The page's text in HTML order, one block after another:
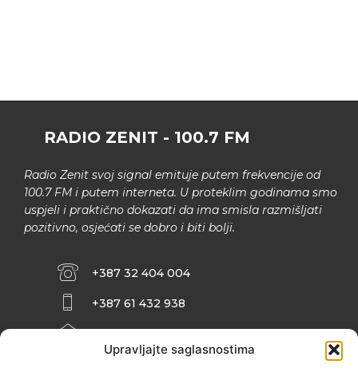
Upravljajte saglasnostima
RADIO ZENIT - 100.7 FM
Radio Zenit svoj signal emituje putem frekvencije od
100.7 FM i putem interneta. U proteklim godinama smo
uspjeli i praktično dokazati da ima smisla razmišljati
pozitivno, osjećati se dobro i biti bolji.
+387 32 404 004
+387 61 432 938
INFO@ZENIT.BA